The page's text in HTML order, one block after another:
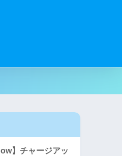
】チャージアッ